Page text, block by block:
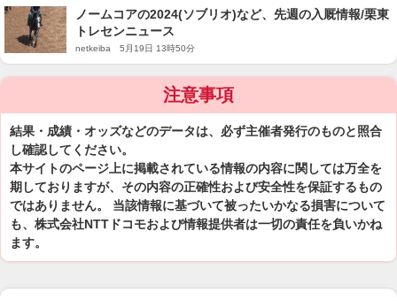
ノームコアの2024(ソブリオ)など、先週の入厩情報/栗東
トレセンニュース
netkeiba 5月19日 13時50分
注意事項
結果・成績・オッズなどのデータは、必ず主催者発行のものと照合
し確認してください。
本サイトのページ上に掲載されている情報の内容に関しては万全を
期しておりますが、その内容の正確性および安全性を保証するもの
ではありません。 当該情報に基づいて被ったいかなる損害について
も、株式会社NTTドコモおよび情報提供者は一切の責任を負いかね
ます。